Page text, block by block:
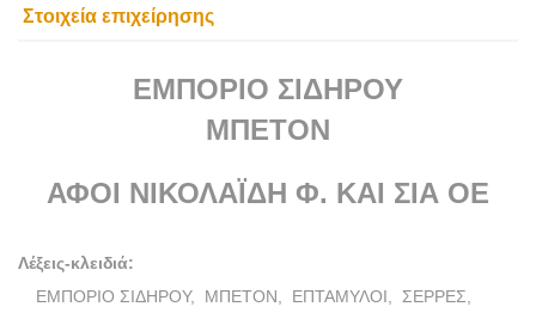
Στοιχεία επιχείρησης
ΕΜΠΟΡΙΟ ΣΙΔΗΡΟΥ
ΜΠΕΤΟΝ
ΑΦΟΙ ΝΙΚΟΛΑΪΔΗ Φ. ΚΑΙ ΣΙΑ ΟΕ
Λέξεις-κλειδιά:
ΕΜΠΟΡΙΟ ΣΙΔΗΡΟΥ,
ΜΠΕΤΟΝ, ΕΠΤΑΜΥΛΟΙ, ΣΕΡΡΕΣ,